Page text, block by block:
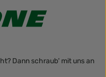
Dann schraub' mit uns an